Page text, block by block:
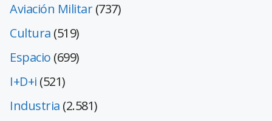
Aviación Militar(737)
Cultura (519)
Espacio (699)
I+D+i (521)
Industria (2.581)